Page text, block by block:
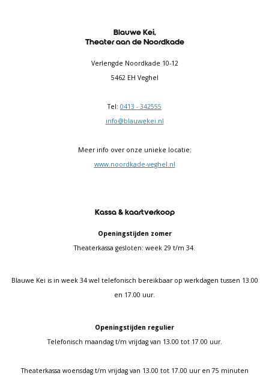
Blauwe Kei,
Theater aan de Noordkade
Verlengde Noordkade 10-12
5462 EH Veghel
Tel: 0413 - 342555
info@blauwekei.nl
Meer info over onze unieke locatie:
www.noordkade-veghel.nl
Kassa & kaartverkoop
Openingstijden zomer
Theaterkassa gesloten: week 29 t/m 34.
Blauwe Kei is in week 34 wel telefonisch bereikbaar op werkdagen tussen 13.00
en 17.00 uur.
Openingstijden regulier
Telefonisch maandag t/m vrijdag van 13.00 tot 17.00 uur.
Theaterkassa woensdag t/m vrijdag van 13.00 tot 17.00 uur en 75 minuten